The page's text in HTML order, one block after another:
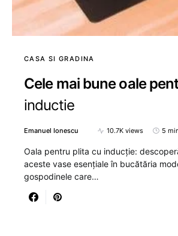
CASA SI GRADINA
Cele mai bune oale
inductie
Emanuel Ionescu 10.7K views 5
Oala pentru plita cu inducție:
aceste vase esențiale în bucătăria
gospodinele care…